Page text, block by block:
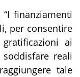
I finanziamenti
per consentire
ai
reali
tale